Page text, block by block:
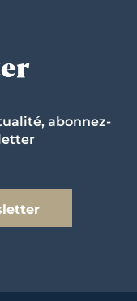
abonnez-